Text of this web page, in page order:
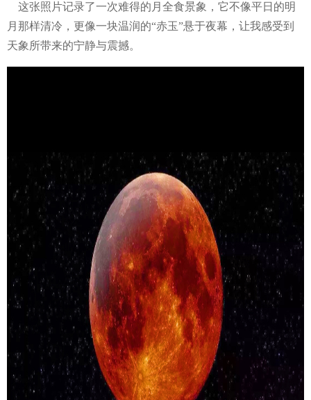
这张照片记录了一次难得的月全食景象，它不像平日的明
月那样清冷，更像一块温润的“赤玉”悬于夜幕，让我感受到
天象所带来的宁静与震撼。